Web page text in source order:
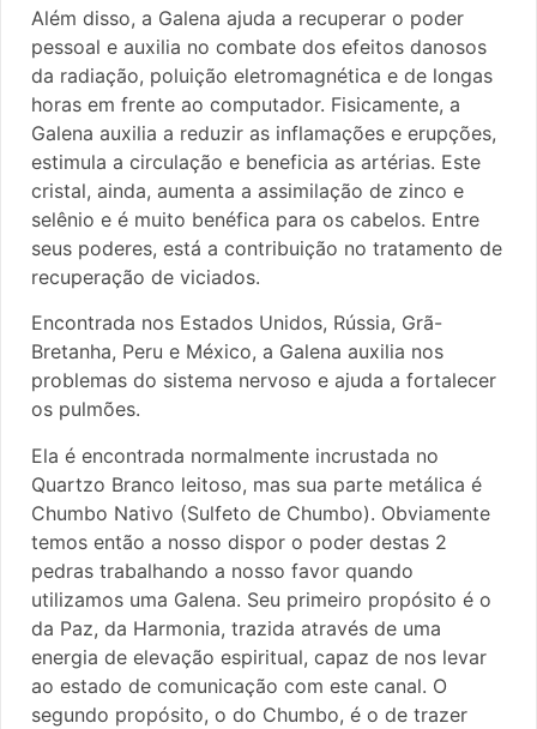
Além disso, a Galena ajuda a recuperar o poder
pessoal e auxilia no combate dos efeitos danosos
da radiação, poluição eletromagnética e de longas
horas em frente ao computador. Fisicamente, a
Galena auxilia a reduzir as inflamações e erupções,
estimula a circulação e beneficia as artérias. Este
cristal, ainda, aumenta a assimilação de zinco e
selênio e é muito benéfica para os cabelos. Entre
seus poderes, está a contribuição no tratamento de
recuperação de viciados.
Encontrada nos Estados Unidos, Rússia, Grã-
Bretanha, Peru e México, a Galena auxilia nos
problemas do sistema nervoso e ajuda a fortalecer
os pulmões.
Ela é encontrada normalmente incrustada no
Quartzo Branco leitoso, mas sua parte metálica é
Chumbo Nativo (Sulfeto de Chumbo). Obviamente
temos então a nosso dispor o poder destas 2
pedras trabalhando a nosso favor quando
utilizamos uma Galena. Seu primeiro propósito é o
da Paz, da Harmonia, trazida através de uma
energia de elevação espiritual, capaz de nos levar
ao estado de comunicação com este canal. O
segundo propósito, o do Chumbo, é o de trazer